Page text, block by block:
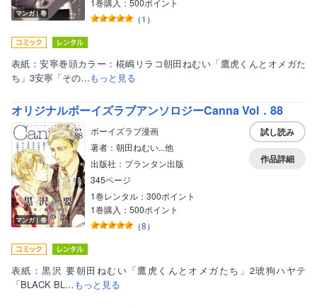
マンガ｜巻
1巻購入：500ポイント
（1 ）
表紙：安寧巻頭カラー：椛嶋リラコ朝田ねむい「鷹虎くんとオメガた
ち」3安寧「その…もっと見る
オリジナルボーイズラブアンソロジーCanna Vol．88
マンガ｜巻
ボーイズラブ漫画
著者：朝田ねむい...他
出版社：プランタン出版
345ページ
1巻レンタル：300ポイント
1巻購入：500ポイント
（8）
試し読み
作品詳細
表紙：黒沢 要朝田ねむい「鷹虎くんとオメガたち」2琥狗ハヤテ
「BLACK BL…もっと見る